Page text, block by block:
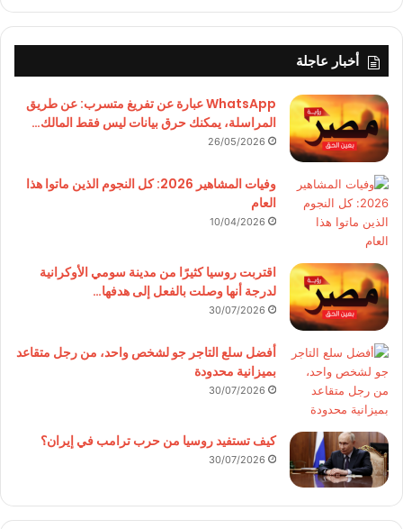
أخبار عاجلة
WhatsApp عبارة عن تفريغ متسرب: عن طريق
المراسلة، يمكنك حرق بيانات ليس فقط المالك…
26/05/2026
وفيات المشاهير 2026: كل النجوم الذين ماتوا هذا
العام
10/04/2026
اقتربت روسيا كثيرًا من مدينة سومي الأوكرانية
لدرجة أنها وصلت بالفعل إلى هدفها…
30/07/2026
أفضل سلع التاجر جو لشخص واحد، من رجل متقاعد
بميزانية محدودة
30/07/2026
كيف تستفيد روسيا من حرب ترامب في إيران؟
30/07/2026